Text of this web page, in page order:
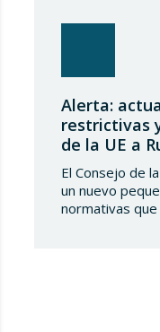
Alerta:
restrictivas
de la UE a
El Consejo de
un nuevo
normativas